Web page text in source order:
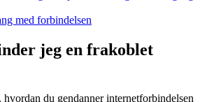
med forbindelsen
jeg en frakoblet
du gendanner internetforbindelsen